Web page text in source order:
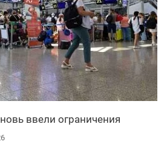
ввели ограничения